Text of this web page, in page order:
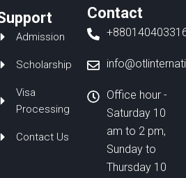
e
b
o
k
e
d
n
b
Admission
Scholarship
Visa
Processing
Contact Us
Contact
Office hour -
Saturday 10
am to 2 pm,
Sunday to
Thursday 10